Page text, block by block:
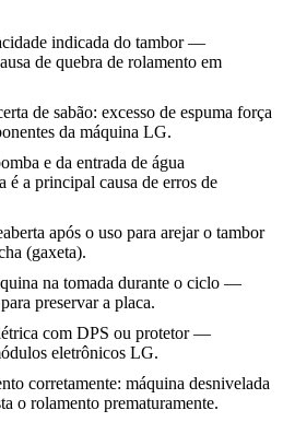
indicada do tambor —
de quebra de rolamento em
de sabão: excesso de espuma força
da máquina LG.
e da entrada de água
a principal causa de erros de
após o uso para arejar o tambor
(gaxeta).
na tomada durante o ciclo —
preservar a placa.
com DPS ou protetor —
eletrônicos LG.
corretamente: máquina desnivelada
o rolamento prematuramente.